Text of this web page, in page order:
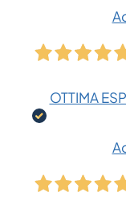
OTTIMA